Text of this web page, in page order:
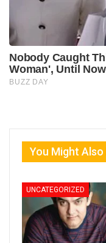
You Might Also
UNCATEGORIZED